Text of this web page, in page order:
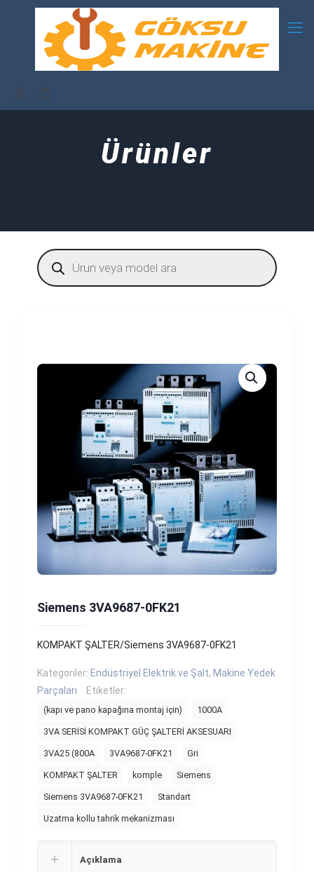
Ürünler
Products
search
Siemens 3VA9687-0FK21
KOMPAKT ŞALTER/Siemens 3VA9687-0FK21
Kategoriler: Endüstriyel Elektrik ve Şalt, Makine Yedek
Parçaları
Etiketler:
(kapı ve pano kapağına montaj için) 1000A
3VA SERİSİ KOMPAKT GÜÇ ŞALTERİ AKSESUARI
3VA25 (800A 3VA9687-0FK21 Gri
KOMPAKT ŞALTER komple Siemens
Siemens 3VA9687-0FK21 Standart
Uzatma kollu tahrik mekanizması
Açıklama